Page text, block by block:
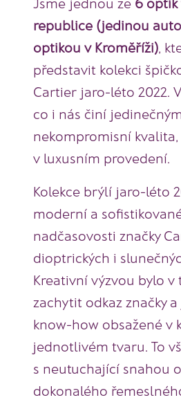
republice (jedinou
optikou v Kroměříži),
představit kolekci
Cartier jaro-léto 2022.
co i nás činí
nekompromisní
v luxusním provedení.
Kolekce brýlí jaro-léto
moderní a
nadčasovosti značky
dioptrických i
Kreativní výzvou bylo v
zachytit odkaz značky
know-how obsažené v
jednotlivém tvaru. To
s neutuchající snahou
dokonalého